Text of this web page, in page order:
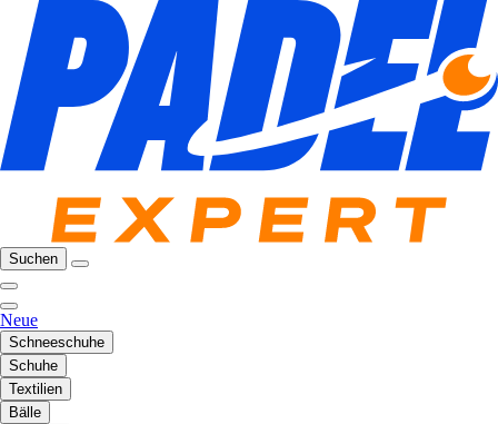
Suchen
Neue
Schneeschuhe
Schuhe
Textilien
Bälle